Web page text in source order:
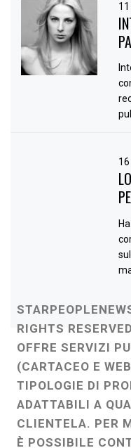
RIGHTS
OFFRE SERVIZI
(CARTACEO E
TIPOLOGIE DI
ADATTABILI A
CLIENTELA. PER
È POSSIBILE